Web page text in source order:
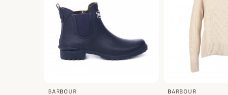
BARBOUR BARBOUR